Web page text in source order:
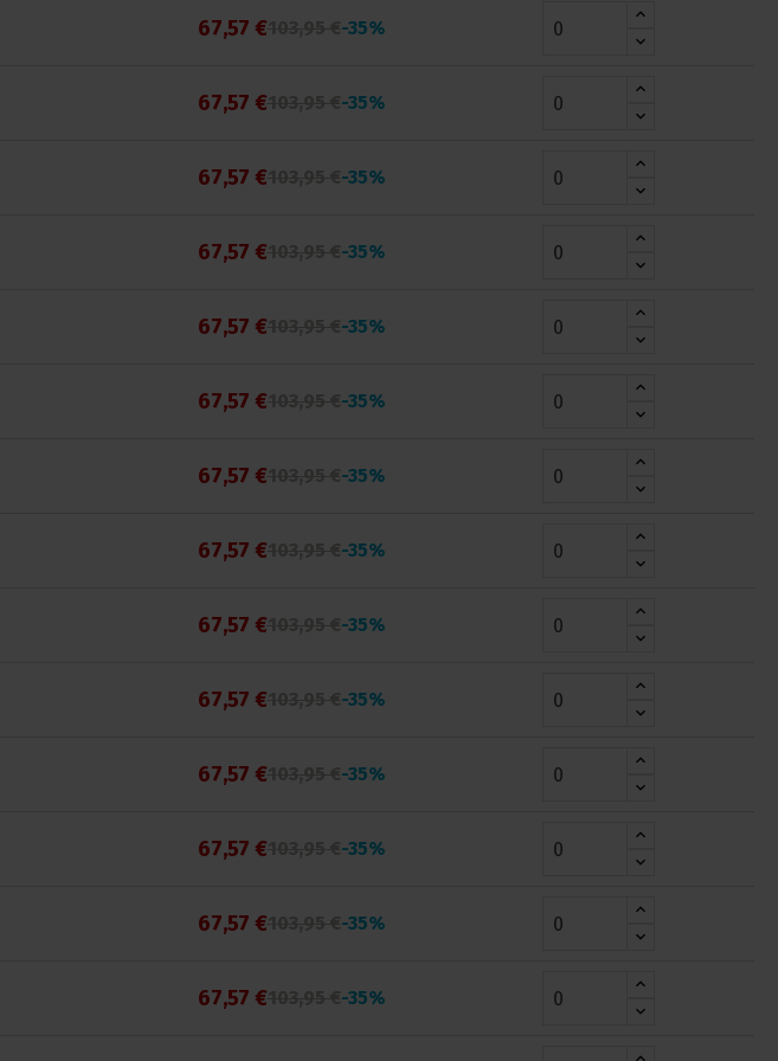
67,57 € -35%
67,57 € -35%
67,57 € -35%
67,57 € -35%
67,57 € -35%
67,57 € -35%
67,57 € -35%
67,57 € -35%
67,57 € -35%
67,57 € -35%
67,57 € -35%
67,57 € -35%
67,57 € -35%
67,57 € -35%